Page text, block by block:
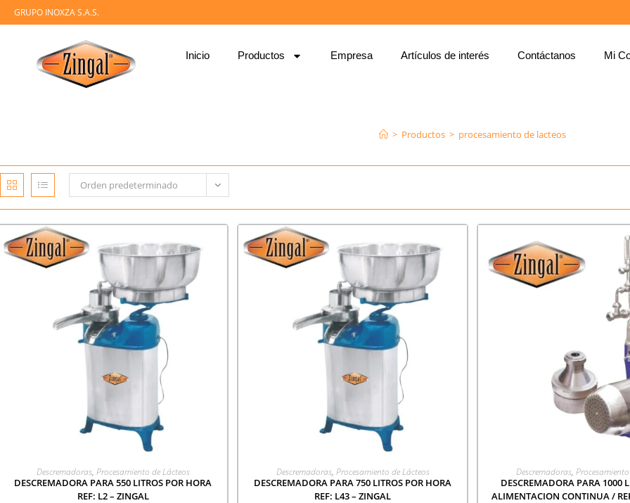
GRUPO INOXZA S.A.S.
Inicio Productos Empresa Artículos de interés Contáctanos Mi
> Productos > procesamiento de lacteos
Orden predeterminado
AGREGAR A COTIZACIÓN
Descremadoras, Procesamiento de Lácteos
DESCREMADORA PARA 550 LITROS POR HORA
REF: L2 – ZINGAL
AGREGAR A COTIZACIÓN
Descremadoras, Procesamiento de Lácteos
DESCREMADORA PARA 750 LITROS POR HORA
REF: L43 – ZINGAL
AGREGAR A
Descremadoras,
DESCREMADORA PARA 1000
ALIMENTACION CONTINUA /